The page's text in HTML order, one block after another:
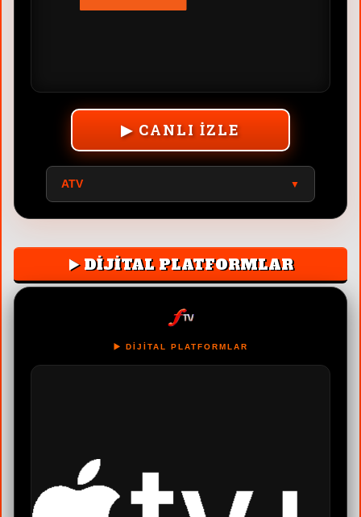
▶ CANLI İZLE
ATV ▼
▶️ DİJİTAL PLATFORMLAR
▶️ DİJİTAL PLATFORMLAR